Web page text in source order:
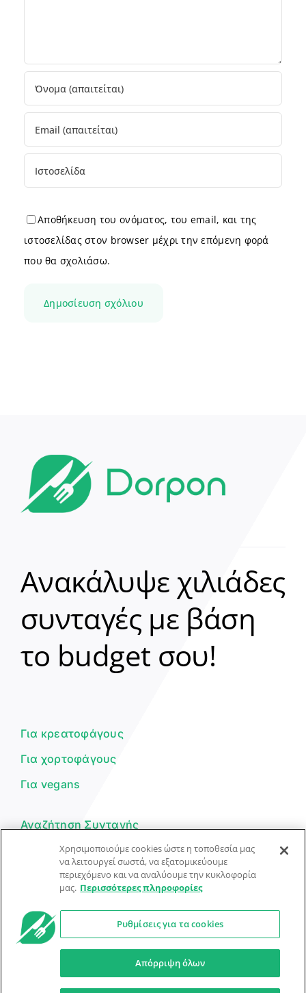
Αποθήκευση του ονόματος, του email, και της
ιστοσελίδας στον browser μέχρι την επόμενη φορά
που θα σχολιάσω.
Ανακάλυψε χιλιάδες
συνταγές με βάση
το budget σου!
Για κρεατοφάγους
Για χορτοφάγους
Για vegans
Αναζήτηση Συνταγής
Υποβολή Συνταγής
Φόρμα Επικοινωνίας
© Dorpon • Μηχανή αναζήτησης για …καλοφαγάδες!
Προστασία Προσωπικών Δεδομένων Όροι Xρήσης
Ο βοηθός μπορεί να κάνει λάθη — ελέγξτε τις συνταγές.
Χρησιμοποιούμε cookies ώστε η τοποθεσία μας
να λειτουργεί σωστά, να εξατομικεύουμε
περιεχόμενο και να αναλύουμε την κυκλοφορία
μας. Περισσότερες πληροφορίες
Ρυθμίσεις για τα cookies
Απόρριψη όλων